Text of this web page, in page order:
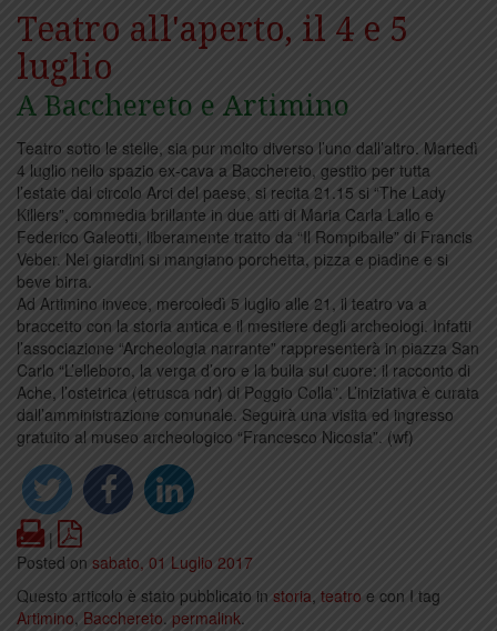
Teatro all'aperto, il 4 e 5
luglio
A Bacchereto e Artimino
Teatro sotto le stelle, sia pur molto diverso l’uno dall’altro. Martedì
4 luglio nello spazio ex-cava a Bacchereto, gestito per tutta
l’estate dal circolo Arci del paese, si recita 21.15 si “The Lady
Killers”, commedia brillante in due atti di Maria Carla Lallo e
Federico Galeotti, liberamente tratto da “Il Rompiballe” di Francis
Veber. Nei giardini si mangiano porchetta, pizza e piadine e si
beve birra.
Ad Artimino invece, mercoledì 5 luglio alle 21, il teatro va a
braccetto con la storia antica e il mestiere degli archeologi. Infatti
l’associazione “Archeologia narrante” rappresenterà in piazza San
Carlo “L’elleboro, la verga d’oro e la bulla sul cuore: il racconto di
Ache, l’ostetrica (etrusca ndr) di Poggio Colla”. L’iniziativa è curata
dall’amministrazione comunale. Seguirà una visita ed ingresso
gratuito al museo archeologico “Francesco Nicosia”. (wf)
Print
|
Posted on sabato, 01 Luglio 2017
Questo articolo è stato pubblicato in storia, teatro e con I tag
Artimino, Bacchereto. permalink.